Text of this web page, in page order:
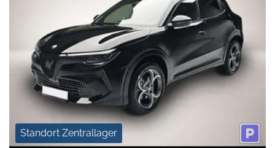
Standort Zentrallager